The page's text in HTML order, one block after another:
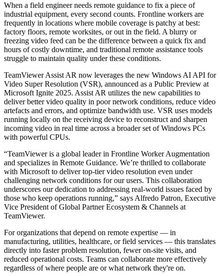
When a field engineer needs remote guidance to fix a piece of
industrial equipment, every second counts. Frontline workers are
frequently in locations where mobile coverage is patchy at best:
factory floors, remote worksites, or out in the field. A blurry or
freezing video feed can be the difference between a quick fix and
hours of costly downtime, and traditional remote assistance tools
struggle to maintain quality under these conditions.
TeamViewer Assist AR now leverages the new Windows AI API for
Video Super Resolution (VSR), announced as a Public Preview at
Microsoft Ignite 2025. Assist AR utilizes the new capabilities to
deliver better video quality in poor network conditions, reduce video
artefacts and errors, and optimize bandwidth use. VSR uses models
running locally on the receiving device to reconstruct and sharpen
incoming video in real time across a broader set of Windows PCs
with powerful CPUs.
“TeamViewer is a global leader in Frontline Worker Augmentation
and specializes in Remote Guidance. We’re thrilled to collaborate
with Microsoft to deliver top-tier video resolution even under
challenging network conditions for our users. This collaboration
underscores our dedication to addressing real-world issues faced by
those who keep operations running,” says Alfredo Patron, Executive
Vice President of Global Partner Ecosystem & Channels at
TeamViewer.
For organizations that depend on remote expertise — in
manufacturing, utilities, healthcare, or field services — this translates
directly into faster problem resolution, fewer on-site visits, and
reduced operational costs. Teams can collaborate more effectively
regardless of where people are or what network they're on.